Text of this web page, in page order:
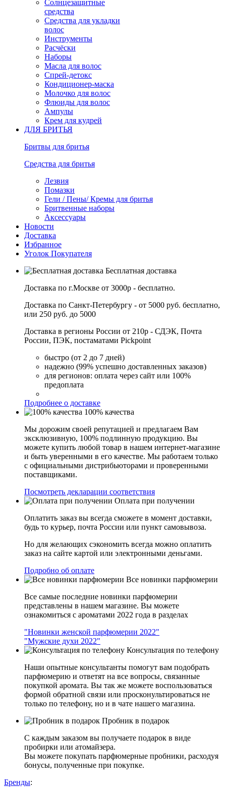
Солнцезащитные
средства
Средства для укладки
волос
Инструменты
Расчёски
Наборы
Масла для волос
Спрей-детокс
Кондиционер-маска
Молочко для волос
Флюиды для волос
Ампулы
Крем для кудрей
ДЛЯ БРИТЬЯ
Бритвы для бритья
Средства для бритья
Лезвия
Помазки
Гели / Пены/ Кремы для бритья
Бритвенные наборы
Аксессуары
Новости
Доставка
Избранное
Уголок Покупателя
Бесплатная доставка
Доставка по г.Москве от 3000р - бесплатно.
Доставка по Санкт-Петербургу - от 5000 руб. бесплатно,
или 250 руб. до 5000
Доставка в регионы России от 210р - СДЭК, Почта
России, ПЭК, постаматами Pickpoint
быстро (от 2 до 7 дней)
надежно (99% успешно доставленных заказов)
для регионов: оплата через сайт или 100%
предоплата
Подробнее о доставке
100% качества
Мы дорожим своей репутацией и предлагаем Вам
эксклюзивную, 100% подлинную продукцию. Вы
можете купить любой товар в нашем интернет-магазине
и быть уверенными в его качестве. Мы работаем только
с официальными дистрибьюторами и проверенными
поставщиками.
Посмотреть декларации соответствия
Оплата при получении
Оплатить заказ вы всегда сможете в момент доставки,
будь то курьер, почта России или пункт самовывоза.
Но для желающих сэкономить всегда можно оплатить
заказ на сайте картой или электронными деньгами.
Подробно об оплате
Все новинки парфюмерии
Все самые последние новинки парфюмерии
представлены в нашем магазине. Вы можете
ознакомиться с ароматами 2022 года в разделах
"Новинки женской парфюмерии 2022"
"Мужские духи 2022"
Консультация по телефону
Наши опытные консультанты помогут вам подобрать
парфюмерию и ответят на все вопросы, связанные
покупкой аромата. Вы так же можете воспользоваться
формой обратной связи или просконультироваться не
только по телефону, но и в чате нашего магазина.
Пробник в подарок
С каждым заказом вы получаете подарок в виде
пробирки или атомайзера.
Вы можете покупать парфюмерные пробники, расходуя
бонусы, полученные при покупке.
Бренды: